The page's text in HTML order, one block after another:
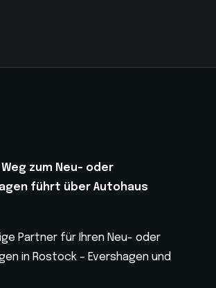
zum Neu- oder
führt über Autohaus
Partner für Ihren Neu- oder
in Rostock – Evershagen und